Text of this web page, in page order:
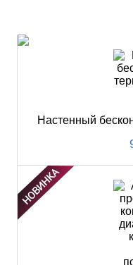
Настенный